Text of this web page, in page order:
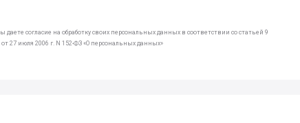
согласие на обработку своих персональных данных в соответствии со статьей 9
27 июля 2006 г. N 152-ФЗ «О персональных данных»